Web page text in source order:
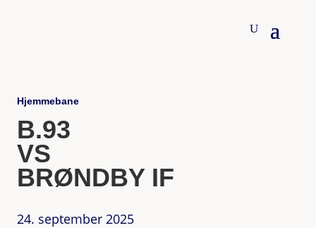
Hjemmebane
B.93
VS
BRØNDBY IF
24. september 2025